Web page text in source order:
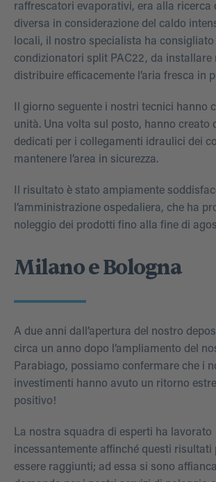
raffrescatori evaporativi, era alla ricerca
diversa in considerazione del caldo
locali, il nostro specialista ha
condizionatori split PAC22, da installare
distribuire efficacemente l’aria fresca in
Il giorno seguente i nostri tecnici hanno
unità. Una volta sul posto, hanno creato
dedicati per i collegamenti idraulici dei
mantenere l’area in sicurezza.
Il risultato è stato ampiamente
l’amministrazione ospedaliera, che ha
noleggio dei prodotti fino alla fine di
Milano e Bologna
A due anni dall’apertura del nostro
circa un anno dopo l’ampliamento del
Parabiago, possiamo confermare che i
investimenti hanno avuto un ritorno
positivo!
La nostra squadra di esperti ha lavorato
incessantemente affinché questi risultati
essere raggiunti; ad essa si sono